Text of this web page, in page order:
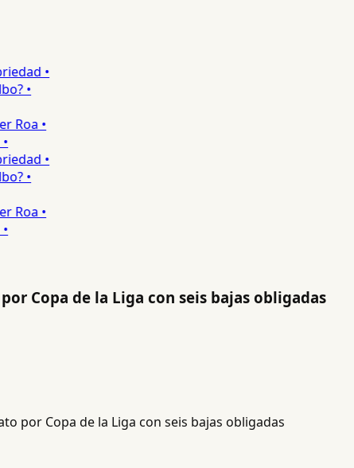
•
•
•
•
•
•
Copa de la Liga con seis bajas obligadas